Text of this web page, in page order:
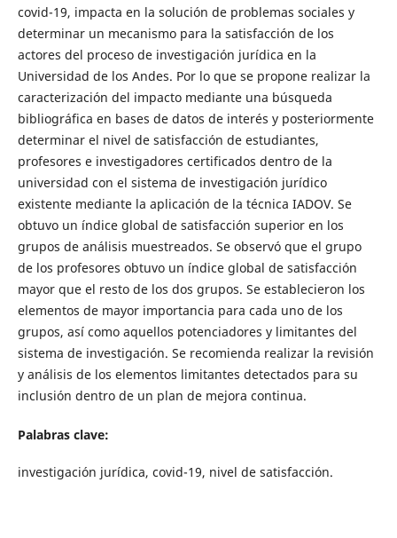
covid-19, impacta en la solución de problemas sociales y
determinar un mecanismo para la satisfacción de los
actores del proceso de investigación jurídica en la
Universidad de los Andes. Por lo que se propone realizar la
caracterización del impacto mediante una búsqueda
bibliográfica en bases de datos de interés y posteriormente
determinar el nivel de satisfacción de estudiantes,
profesores e investigadores certificados dentro de la
universidad con el sistema de investigación jurídico
existente mediante la aplicación de la técnica IADOV. Se
obtuvo un índice global de satisfacción superior en los
grupos de análisis muestreados. Se observó que el grupo
de los profesores obtuvo un índice global de satisfacción
mayor que el resto de los dos grupos. Se establecieron los
elementos de mayor importancia para cada uno de los
grupos, así como aquellos potenciadores y limitantes del
sistema de investigación. Se recomienda realizar la revisión
y análisis de los elementos limitantes detectados para su
inclusión dentro de un plan de mejora continua.
Palabras clave:
investigación jurídica, covid-19, nivel de satisfacción.